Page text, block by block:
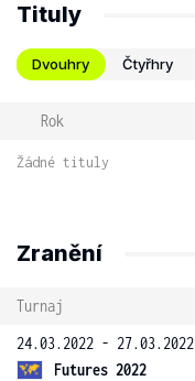
Tituly
Dvouhry Čtyřhry
Rok
Žádné tituly
Zranění
Turnaj
24.03.2022 - 27.03.2022
Futures 2022